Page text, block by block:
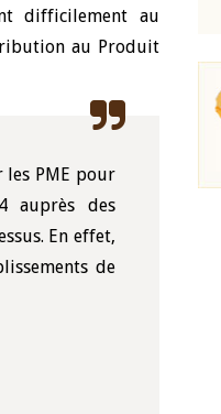
difficilement au
au Produit
PME pour
auprès des
En effet,
de